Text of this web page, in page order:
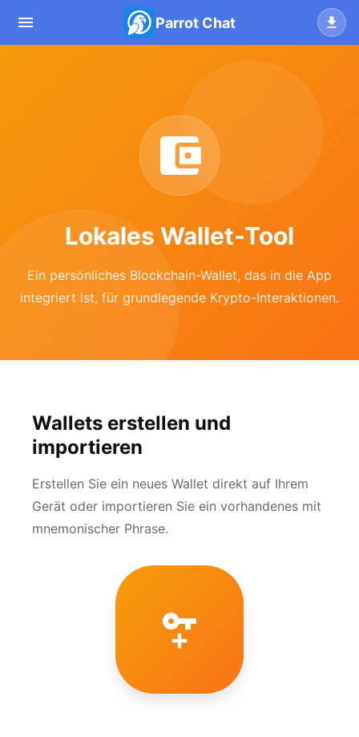
Parrot Chat
Lokales Wallet-Tool
Ein persönliches Blockchain-Wallet, das in die App
integriert ist, für grundlegende Krypto-Interaktionen.
Wallets erstellen und
importieren
Erstellen Sie ein neues Wallet direkt auf Ihrem
Gerät oder importieren Sie ein vorhandenes mit
mnemonischer Phrase.